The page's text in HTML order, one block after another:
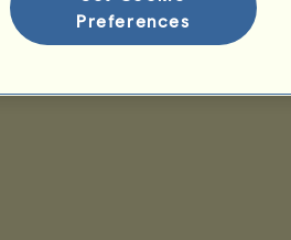
Preferences